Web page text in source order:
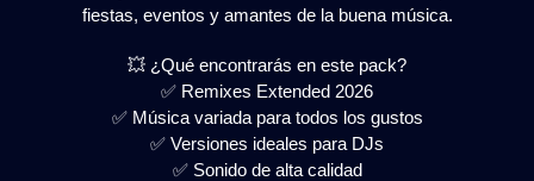
fiestas, eventos y amantes de la buena música.
💥 ¿Qué encontrarás en este pack?
✅ Remixes Extended 2026
✅ Música variada para todos los gustos
✅ Versiones ideales para DJs
✅ Sonido de alta calidad